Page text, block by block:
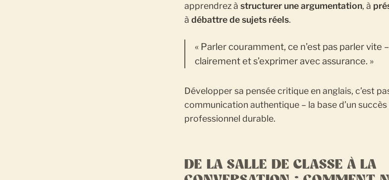
apprendrez àstructurer une argumentation, à
àdébattre de sujets réels.
« Parler couramment, ce n’est pas parler vite
clairement et s’exprimer avec assurance. »
Développer sa pensée critique en anglais, c’est
communication authentique – la base d’un
professionnel durable.
DE LA SALLE DE CLASSE À LA